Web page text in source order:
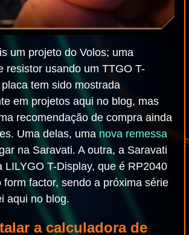
um projeto do Volos; uma
resistor usando um TTGO T-
tem sido mostrada
em projetos aqui no blog, mas
recomendação de compra ainda
Uma delas, uma nova remessa
na Saravati. A outra, a Saravati
LILYGO T-Display, que é RP2040
form factor, sendo a próxima série
aqui no blog.
a calculadora de